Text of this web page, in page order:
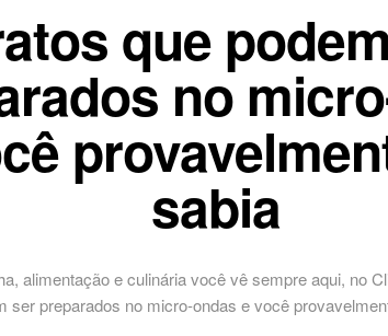
que
no
sabia
alimentação e culinária você vê sempre aqui, no
ser preparados no micro-ondas e você